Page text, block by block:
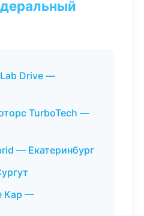
Drive —
TurboTech —
— Екатеринбург
Кар —